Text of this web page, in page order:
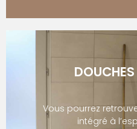
Vous pourrez
intégré à